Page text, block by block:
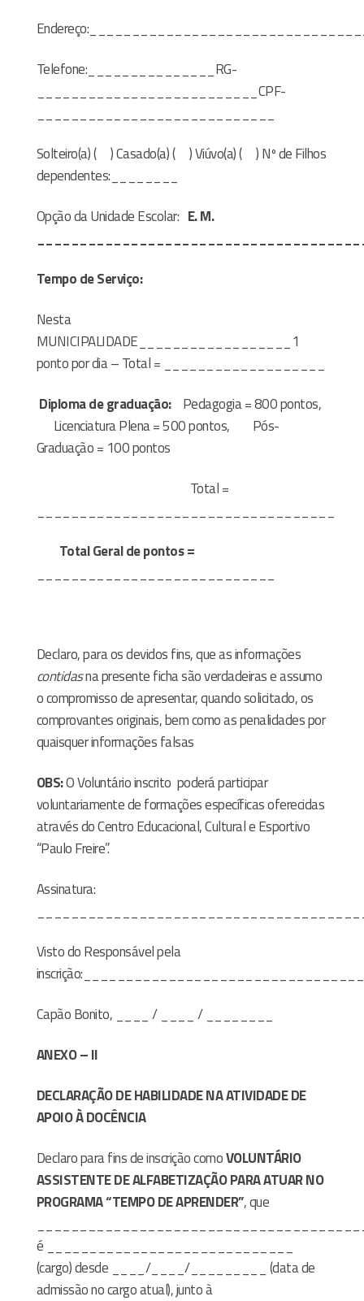
Telefone:_______________RG-
__________________________CPF-
Solteiro(a) (
) Casado(a) ( ) Viúvo(a) (
) Nº de Filhos
dependentes:________
Opção da Unidade Escolar: E. M.
Tempo de Serviço:
Nesta
MUNICIPALIDADE__________________1
ponto por dia – Total = ___________________
Diploma de graduação: Pedagogia = 800 pontos,
Licenciatura Plena = 500 pontos,
Pós-
Graduação = 100 pontos
Total =
Total Geral de pontos =
Declaro, para os devidos fins, que as informações
contidasna presente ficha são verdadeiras e assumo
o compromisso de apresentar, quando solicitado, os
comprovantes originais, bem como as penalidades por
quaisquer informações falsas
OBS:O Voluntário inscrito poderá participar
voluntariamente de formações específicas oferecidas
através do Centro Educacional, Cultural e Esportivo
“Paulo Freire”.
Assinatura:
Visto do Responsável pela
Capão Bonito, ____ / ____ / ________
ANEXO – II
DECLARAÇÃO DE HABILIDADE NA ATIVIDADE DE
APOIO À DOCÊNCIA
Declaro para fins de inscrição comoVOLUNTÁRIO
ASSISTENTE DE ALFABETIZAÇÃO PARA ATUAR NO
PROGRAMA “TEMPO DE APRENDER”, que
é _____________________________
(cargo) desde ____/____/_________ (data de
admissão no cargo atual), junto à